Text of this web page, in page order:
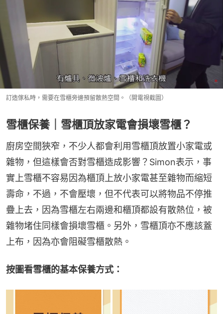
訂造傢私時，需要在雪櫃旁邊預留散熱空間。（開電視截圖）
雪櫃保養｜雪櫃頂放家電會損壞雪櫃？
廚房空間狹窄，不少人都會利用雪櫃頂放置小家電或
雜物，但這樣會否對雪櫃造成影響？Simon表示，事
實上雪櫃不容易因為櫃頂上放小家電甚至雜物而縮短
壽命，不過，不會壓壞，但不代表可以將物品不停推
疊上去，因為雪櫃左右兩邊和櫃頂都設有散熱位，被
雜物堵住同樣會損壞雪櫃。另外，雪櫃頂亦不應該蓋
上布，因為亦會阻礙雪櫃散熱。
按圖看雪櫃的基本保養方式：